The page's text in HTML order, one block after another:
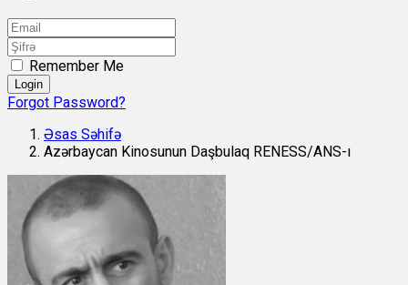
Remember Me
Login
Forgot Password?
Əsas Səhifə
Azərbaycan Kinosunun Daşbulaq RENESS/ANS-ı